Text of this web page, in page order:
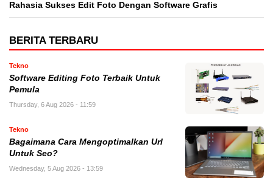
Rahasia Sukses Edit Foto Dengan Software Grafis
BERITA TERBARU
Tekno
Software Editing Foto Terbaik Untuk
Pemula
Thursday, 6 Aug 2026 - 11:59
Tekno
Bagaimana Cara Mengoptimalkan Url
Untuk Seo?
Wednesday, 5 Aug 2026 - 13:59